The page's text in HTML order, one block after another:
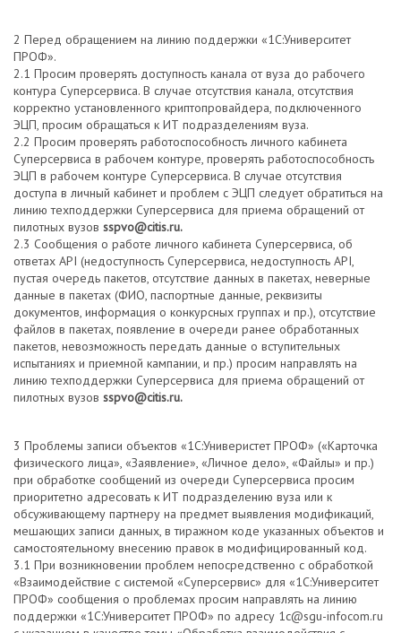
2 Перед обращением на линию поддержки «1С:Университет
ПРОФ».
2.1 Просим проверять доступность канала от вуза до рабочего
контура Суперсервиса. В случае отсутствия канала, отсутствия
корректно установленного криптопровайдера, подключенного
ЭЦП, просим обращаться к ИТ подразделениям вуза.
2.2 Просим проверять работоспособность личного кабинета
Суперсервиса в рабочем контуре, проверять работоспособность
ЭЦП в рабочем контуре Суперсервиса. В случае отсутствия
доступа в личный кабинет и проблем с ЭЦП следует обратиться на
линию техподдержки Суперсервиса для приема обращений от
пилотных вузов sspvo@citis.ru.
2.3 Сообщения о работе личного кабинета Суперсервиса, об
ответах API (недоступность Суперсервиса, недоступность API,
пустая очередь пакетов, отсутствие данных в пакетах, неверные
данные в пакетах (ФИО, паспортные данные, реквизиты
документов, информация о конкурсных группах и пр.), отсутствие
файлов в пакетах, появление в очереди ранее обработанных
пакетов, невозможность передать данные о вступительных
испытаниях и приемной кампании, и пр.) просим направлять на
линию техподдержки Суперсервиса для приема обращений от
пилотных вузов sspvo@citis.ru.
3 Проблемы записи объектов «1С:Универистет ПРОФ» («Карточка
физического лица», «Заявление», «Личное дело», «Файлы» и пр.)
при обработке сообщений из очереди Суперсервиса просим
приоритетно адресовать к ИТ подразделению вуза или к
обсуживающему партнеру на предмет выявления модификаций,
мешающих записи данных, в тиражном коде указанных объектов и
самостоятельному внесению правок в модифицированный код.
3.1 При возникновении проблем непосредственно с обработкой
«Взаимодействие с системой «Суперсервис» для «1С:Университет
ПРОФ» сообщения о проблемах просим направлять на линию
поддержки «1С:Университет ПРОФ» по адресу 1c@sgu-infocom.ru